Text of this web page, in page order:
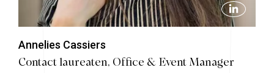
Annelies Cassiers
Contact laureaten, Office & Event Manager